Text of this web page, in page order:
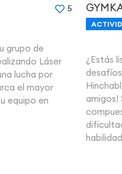
5
grupo de
Láser
lucha por
el mayor
equipo en
¿Estás